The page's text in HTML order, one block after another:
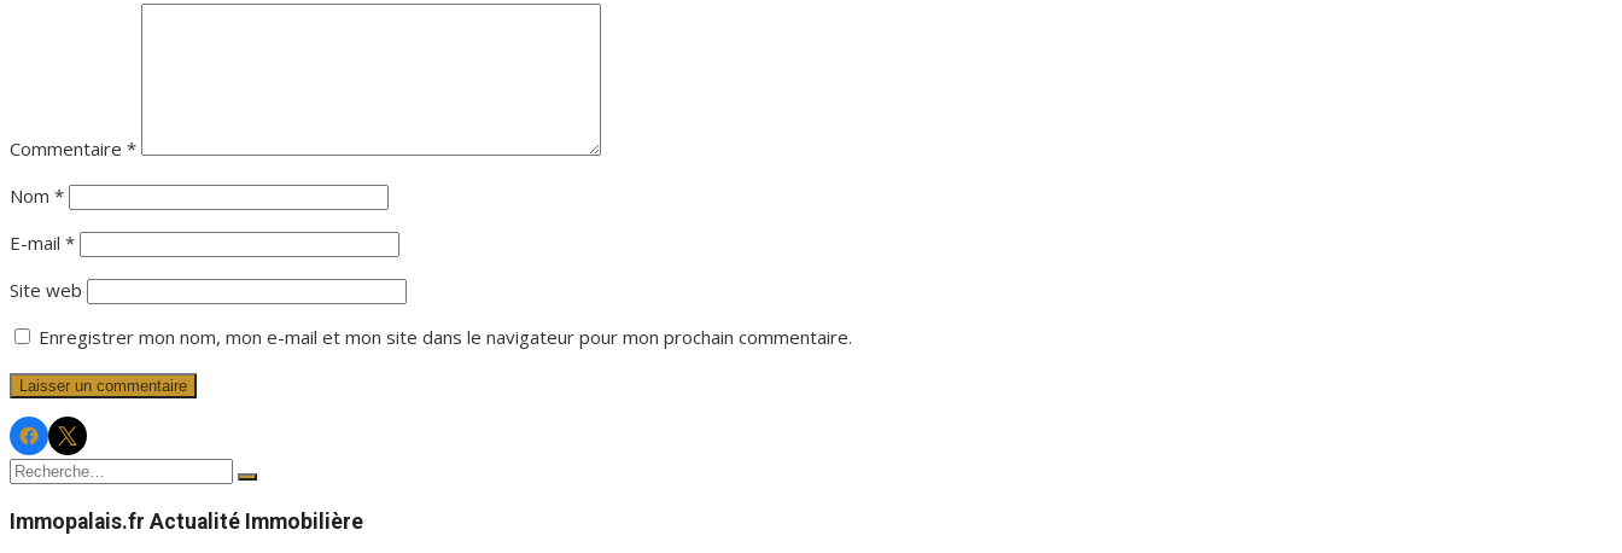
Commentaire *
Nom *
E-mail *
Site web
Enregistrer mon nom, mon e-mail et mon site dans le navigateur pour mon prochain commentaire.
Facebook
Immopalais
Twitter
Immopalais
Recherche
Rechercher
Immopalais.fr Actualité Immobilière